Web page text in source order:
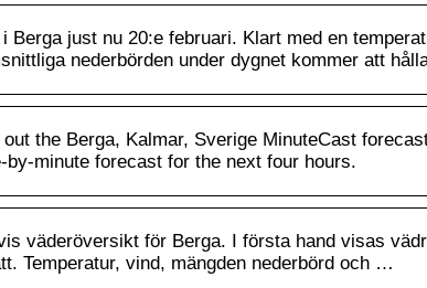
Berga just nu 20:e februari. Klart med en
nederbörden under dygnet kommer att
the Berga, Kalmar, Sverige MinuteCast
by-minute forecast for the next four hours.
väderöversikt för Berga. I första hand visas
Temperatur, vind, mängden nederbörd och …